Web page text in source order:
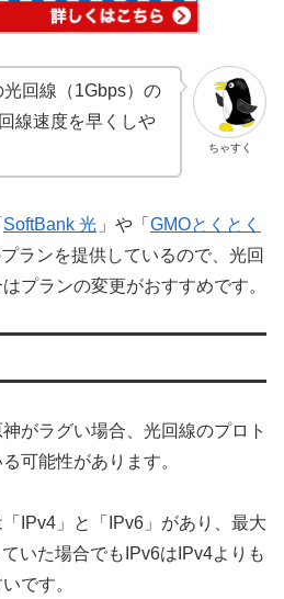
ちゃすく
回線（1Gbps）の
線速度を早くしや
SoftBank 光 」や「 GMOとくとく
ランを提供しているので、光回
プランの変更がおすすめです。
がラグい場合、光回線のプロト
可能性があります。
IPv4」と「IPv6」があり、最大
いた場合でもIPv6はIPv4よりも
です。